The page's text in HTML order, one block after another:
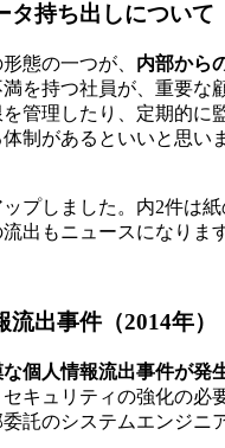
タ持ち出しについて
態の一つが、 内部から
を持つ社員が、重要な
管理したり、定期的
制があるといいと思い
プしました。内2件は紙
出もニュースになりま
出事件（2014年）
個人情報流出事件が発
キュリティの強化の必
託のシステムエンジ